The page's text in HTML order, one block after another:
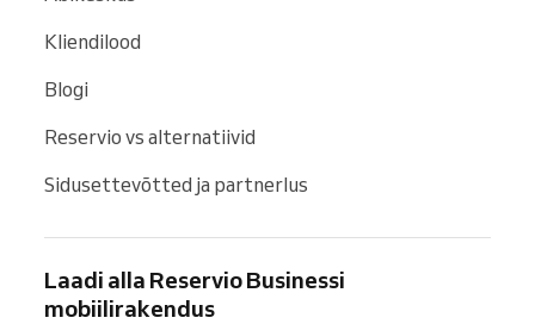
Kliendilood
Blogi
Reservio vs alternatiivid
Sidusettevõtted ja partnerlus
Laadi alla Reservio Businessi
mobiilirakendus